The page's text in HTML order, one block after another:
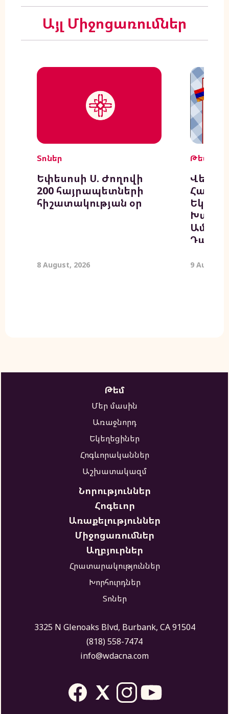
Այլ Միջոցառումներ
Տոներ
Եփեսոսի Ս. Ժողովի
200 հայրապետների
հիշատակության օր
8 August, 2026
Թեմ
Հայ
9 August,
Թեմ
Մեր մասին
Առաջնորդ
Եկեղեցիներ
Հոգևորականներ
Աշխատակազմ
Նորություններ
Հոգեւոր
Առաքելություններ
Միջոցառումներ
Աղբյուրներ
Հրատարակություններ
Խորհուրդներ
Տոներ
3325 N Glenoaks Blvd, Burbank, CA 91504
(818) 558-7474
info@wdacna.com